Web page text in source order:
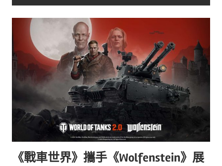
家
達
人
推
薦
No.1
遊
戲
技
《戰車世界》攜手《Wolfenstein》展